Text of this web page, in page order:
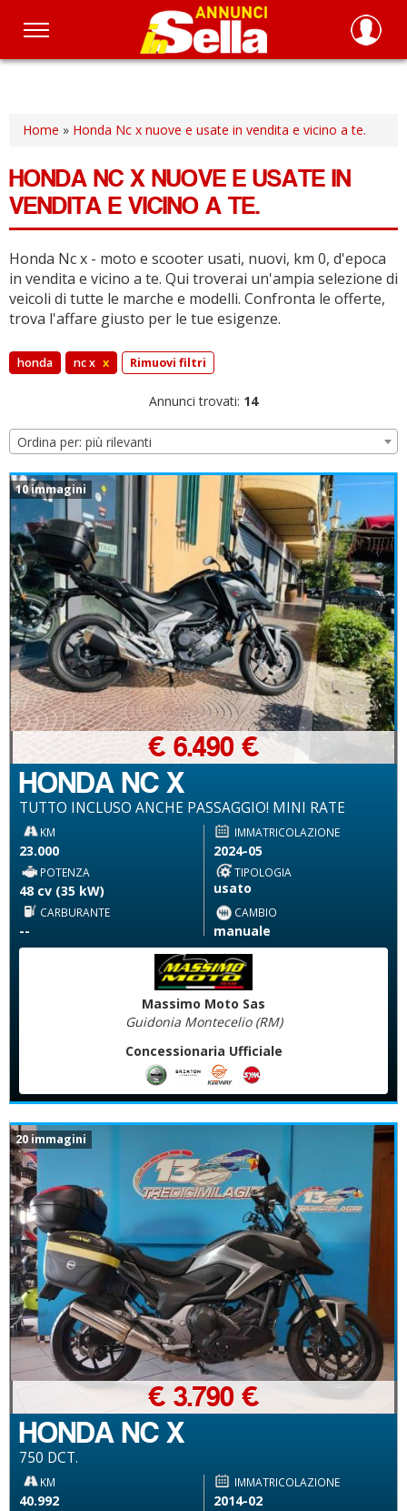
Salta
principale
Home » Honda Nc x nuove e usate in vendita e vicino a te.
HONDA NC X NUOVE E USATE IN
VENDITA E VICINO A TE.
Honda Nc x - moto e scooter usati, nuovi, km 0, d'epoca
in vendita e vicino a te. Qui troverai un'ampia selezione di
veicoli di tutte le marche e modelli. Confronta le offerte,
trova l'affare giusto per le tue esigenze.
honda nc x x Rimuovi filtri
Annunci trovati: 14
Ordina per: più rilevanti
10 immagini
HONDA NC X
TUTTO INCLUSO ANCHE PASSAGGIO! MINI RATE
€ 6.490 €
KM
23.000
IMMATRICOLAZIONE
2024-05
POTENZA
48 cv (35 kW)
TIPOLOGIA
usato
CARBURANTE
--
CAMBIO
manuale
Massimo Moto Sas
Guidonia Montecelio (RM)
Concessionaria Ufficiale
20 immagini
HONDA NC X
750 DCT.
€ 3.790 €
KM
40.992
IMMATRICOLAZIONE
2014-02